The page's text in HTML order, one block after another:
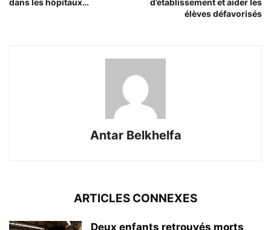
dans les hôpitaux…
d’établissement et aider les
élèves défavorisés
Antar Belkhelfa
ARTICLES CONNEXES
Deux enfants retrouvés morts